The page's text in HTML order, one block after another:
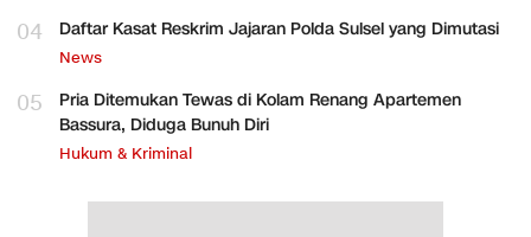
04 Daftar Kasat Reskrim Jajaran Polda Sulsel yang Dimutasi
News
05
Pria Ditemukan Tewas di Kolam Renang Apartemen
Bassura, Diduga Bunuh Diri
Hukum & Kriminal